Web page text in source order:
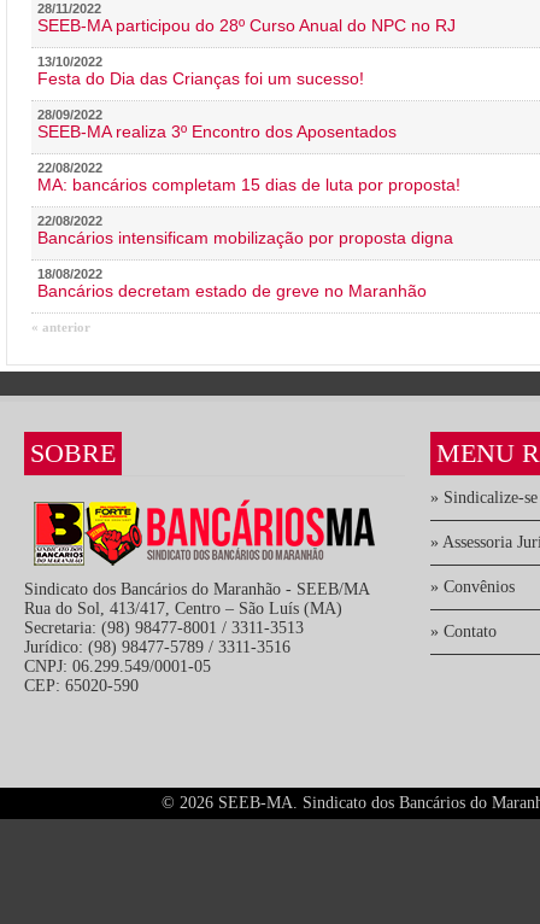
28/11/2022
SEEB-MA participou do 28º Curso Anual do NPC no RJ
13/10/2022
Festa do Dia das Crianças foi um sucesso!
28/09/2022
SEEB-MA realiza 3º Encontro dos Aposentados
22/08/2022
MA: bancários completam 15 dias de luta por proposta!
22/08/2022
Bancários intensificam mobilização por proposta digna
18/08/2022
Bancários decretam estado de greve no Maranhão
« anterior
SOBRE
Sindicato dos Bancários do Maranhão - SEEB/MA
Rua do Sol, 413/417, Centro – São Luís (MA)
Secretaria: (98) 98477-8001 / 3311-3513
Jurídico: (98) 98477-5789 / 3311-3516
CNPJ: 06.299.549/0001-05
CEP: 65020-590
MENU
» Sindicalize-se
» Assessoria
» Convênios
» Contato
© 2026 SEEB-MA. Sindicato dos Bancários do